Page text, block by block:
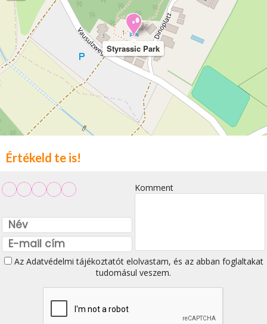
Styrassic Park
Értékeld te is!
Komment
Az Adatvédelmi tájékoztatótelolvastam, és az abban foglaltakat
tudomásul veszem.